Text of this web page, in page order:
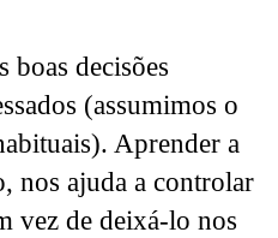
boas decisões
(assumimos o
Aprender a
nos ajuda a controlar
vez de deixá-lo nos